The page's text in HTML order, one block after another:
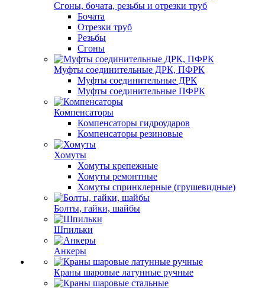
Сгоны, бочата, резьбы и отрезки труб
Бочата
Отрезки труб
Резьбы
Сгоны
Муфты соединительные ДРК, ПФРК
Муфты соединительные ДРК
Муфты соединительные ПФРК
Компенсаторы
Компенсаторы гидроударов
Компенсаторы резиновые
Хомуты
Хомуты крепежные
Хомуты ремонтные
Хомуты спринклерные (грушевидные)
Болты, гайки, шайбы
Шпильки
Анкеры
Краны шаровые латунные ручные